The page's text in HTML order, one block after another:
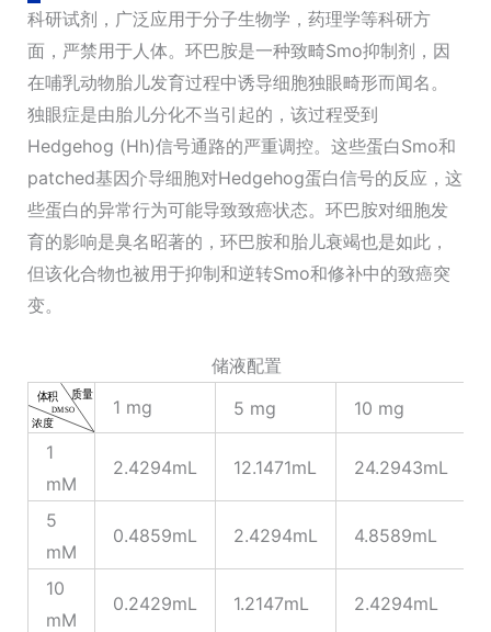
科研试剂，广泛应用于分子生物学，药理学等科研方
面，严禁用于人体。环巴胺是一种致畸Smo抑制剂，因
在哺乳动物胎儿发育过程中诱导细胞独眼畸形而闻名。
独眼症是由胎儿分化不当引起的，该过程受到
Hedgehog (Hh)信号通路的严重调控。这些蛋白Smo和
patched基因介导细胞对Hedgehog蛋白信号的反应，这
些蛋白的异常行为可能导致致癌状态。环巴胺对细胞发
育的影响是臭名昭著的，环巴胺和胎儿衰竭也是如此，
但该化合物也被用于抑制和逆转Smo和修补中的致癌突
变。
储液配置
1 mg
5 mg
10 mg
1
mM
2.4294mL 12.1471mL 24.2943mL
5
mM
0.4859mL 2.4294mL 4.8589mL
10
mM
0.2429mL 1.2147mL 2.4294mL